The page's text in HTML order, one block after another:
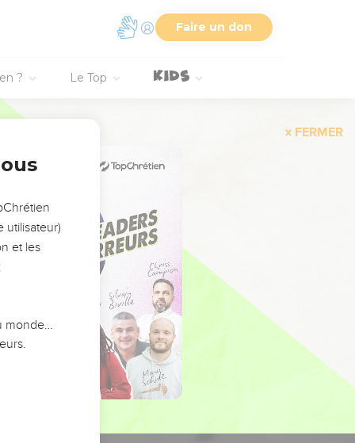
Faire un don
? Le Top
FERMER
utilisateur)
et les
monde…